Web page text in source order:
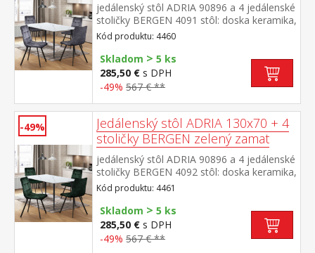
jedálenský stôl ADRIA 90896 a 4 jedálenské
stoličky BERGEN 4091 stôl: doska keramika,
farebné prevedenie imitácia
mramoru kovová konštrukcia, farebné
prevedenie čierna stolička: zamatový poťah,
farebné prevedenie sivá kovová
konštrukcia, farebné prevedenie
stola (š/h/v) 130 × 70 × 75 cm rozmer
stoličky (š/h/v) 45 × 53 × 88 cm
Kód produktu: 4460
Skladom > 5 ks
285,50 € s DPH
-49% 567 € **
-49%
Jedálenský stôl ADRIA 130x70 + 4
stoličky BERGEN zelený zamat
jedálenský stôl ADRIA 90896 a 4 jedálenské
stoličky BERGEN 4092 stôl: doska keramika,
farebné prevedenie imitácia
mramoru kovová konštrukcia, farebné
prevedenie čierna stolička: zamatový poťah,
farebné prevedenie zelená kovová
konštrukcia, farebné prevedenie
Kód produktu: 4461
Skladom > 5 ks
285,50 € s DPH
-49% 567 € **